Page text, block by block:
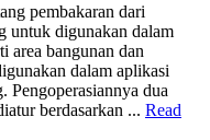
pembakaran dari
untuk digunakan dalam
area bangunan dan
dalam aplikasi
Pengoperasiannya dua
berdasarkan ... Read